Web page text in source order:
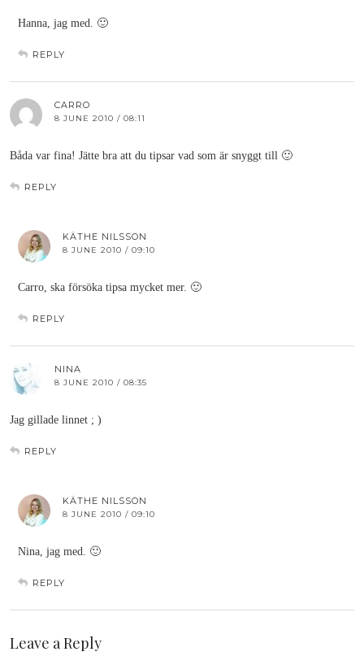
Hanna, jag med. 🙂
REPLY
CARRO
8 JUNE 2010 / 08:11
Båda var fina! Jätte bra att du tipsar vad som är snyggt till 🙂
REPLY
KÄTHE NILSSON
8 JUNE 2010 / 09:10
Carro, ska försöka tipsa mycket mer. 🙂
REPLY
NINA
8 JUNE 2010 / 08:35
Jag gillade linnet ; )
REPLY
KÄTHE NILSSON
8 JUNE 2010 / 09:10
Nina, jag med. 🙂
REPLY
Leave a Reply